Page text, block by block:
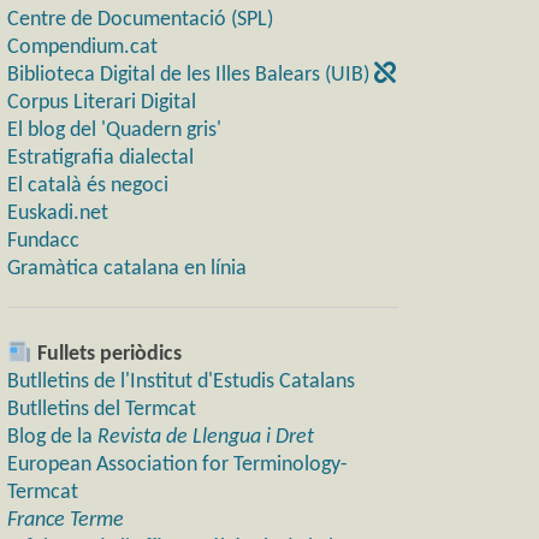
Centre de Documentació (SPL)
Compendium.cat
Biblioteca Digital de les Illes Balears (UIB)
Corpus Literari Digital
El blog del 'Quadern gris'
Estratigrafia dialectal
El català és negoci
Euskadi.net
Fundacc
Gramàtica catalana en línia
Fullets periòdics
Butlletins de l'Institut d'Estudis Catalans
Butlletins del Termcat
Blog de la Revista de Llengua i Dret
European Association for Terminology-
Termcat
France Terme